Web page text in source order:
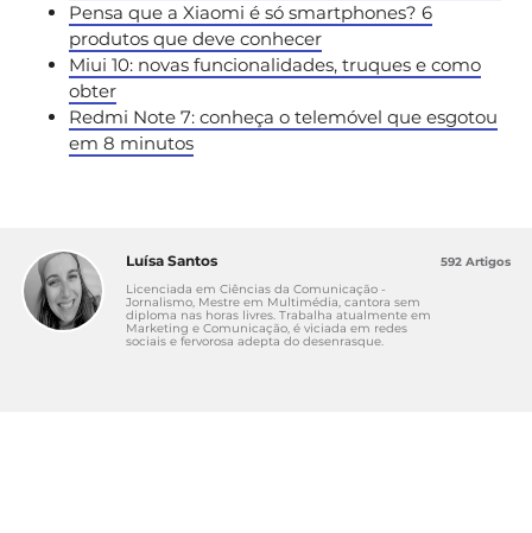
Pensa que a Xiaomi é só smartphones? 6
produtos que deve conhecer
Miui 10: novas funcionalidades, truques e como
obter
Redmi Note 7: conheça o telemóvel que esgotou
em 8 minutos
Luísa Santos
Licenciada em Ciências da Comunicação -
Jornalismo, Mestre em Multimédia, cantora sem
diploma nas horas livres. Trabalha atualmente em
Marketing e Comunicação, é viciada em redes
sociais e fervorosa adepta do desenrasque.
592 Artigos